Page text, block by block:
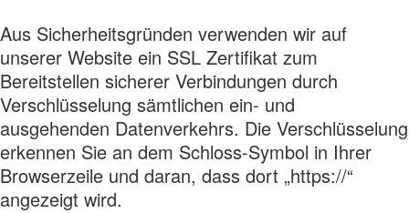
Aus Sicherheitsgründen verwenden wir auf
unserer Website ein SSL Zertifikat zum
Bereitstellen sicherer Verbindungen durch
Verschlüsselung sämtlichen ein- und
ausgehenden Datenverkehrs. Die Verschlüsselung
erkennen Sie an dem Schloss-Symbol in Ihrer
Browserzeile und daran, dass dort „https://“
angezeigt wird.